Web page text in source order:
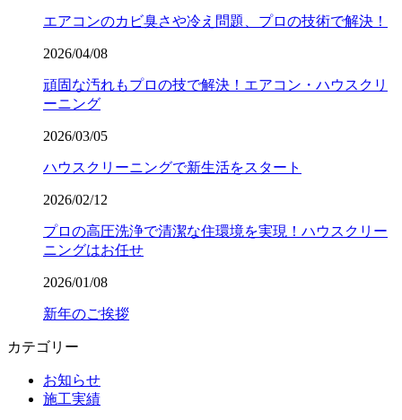
エアコンのカビ臭さや冷え問題、プロの技術で解決！
2026/04/08
頑固な汚れもプロの技で解決！エアコン・ハウスクリ
ーニング
2026/03/05
ハウスクリーニングで新生活をスタート
2026/02/12
プロの高圧洗浄で清潔な住環境を実現！ハウスクリー
ニングはお任せ
2026/01/08
新年のご挨拶
カテゴリー
お知らせ
施工実績